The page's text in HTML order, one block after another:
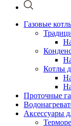
Газовые
Котлы
Проточные
Аксессуары